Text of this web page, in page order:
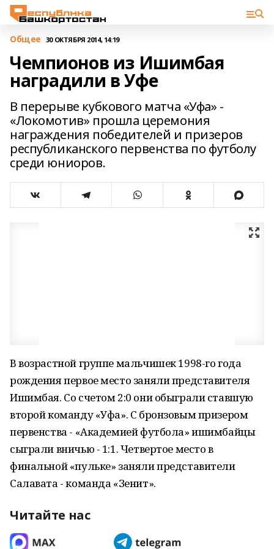
Общее 30 ОКТЯБРЯ 2014, 14:19
Чемпионов из Ишимбая
наградили в Уфе
В перерыве кубкового матча «Уфа» -
«Локомотив» прошла церемония
награждения победителей и призеров
республиканского первенства по футболу
среди юниоров.
В возрастной группе мальчишек 1998-го года
рождения первое место заняли представителя
Ишимбая. Со счетом 2:0 они обыграли ставшую
второй команду «Уфа». С бронзовым призером
первенства - «Академией футбола» ишимбайцы
сыграли вничью - 1:1. Четвертое место в
финальной «пульке» заняли представители
Салавата - команда «Зенит».
Читайте нас